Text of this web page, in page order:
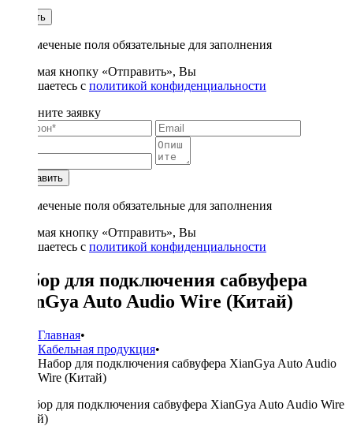
Купить
* - отмеченые поля обязательные для заполнения
Нажимая кнопку «Отправить», Вы
соглашаетесь с политикой конфиденциальности
Заполните заявку
Отправить
* - отмеченые поля обязательные для заполнения
Нажимая кнопку «Отправить», Вы
соглашаетесь с политикой конфиденциальности
Набор для подключения сабвуфера
XianGya Auto Audio Wire (Китай)
Главная•
Кабельная продукция•
Набор для подключения сабвуфера XianGya Auto Audio
Wire (Китай)